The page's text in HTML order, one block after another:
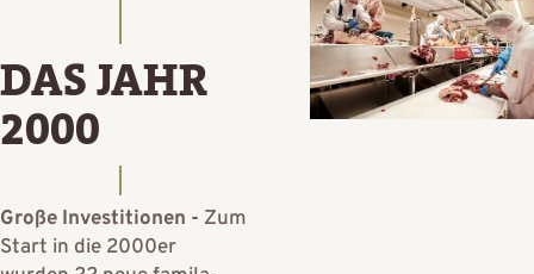
DAS JAHR
2000
Große Investitionen - Zum
Start in die 2000er